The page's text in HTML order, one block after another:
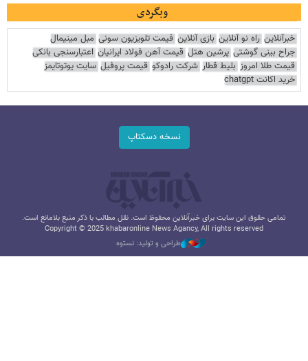
وبگردی
خبرآنلاین راه نو آنلاین بازی آنلاین قیمت تلویزیون سونی مبل مینیمال
جراح بینی گوشتی پرشین هتل قیمت آهن فولاد ایرانیان اعتبارسنجی بانکی
قیمت طلا امروز بلیط قطار شرکت رادوکو قیمت پروفیل سایت یوتوتایمز
خرید اکانت chatgpt
نسخه دسکتاپ
تمامی حقوق این سایت برای خبرآنلاین محفوظ است. نقل مطالب با ذکر منبع بلامانع است.
Copyright © 2025 khabaronline News Agancy, All rights reserved
طراحی و تولید: نستوه